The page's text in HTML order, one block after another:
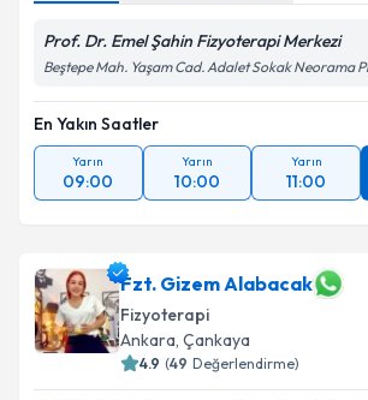
Takvim Talebini
Prof. Dr. Emel Şahin Fizyoterapi Merkezi
Beştepe Mah. Yaşam Cad. Adalet Sokak Neorama
En Yakın Saatler
Yarın
09:00
Yarın
10:00
Yarın
11:00
Fzt. Gizem Alabacak
Fizyoterapi
Ankara, Çankaya
4.9 (49 Değerlendirme)